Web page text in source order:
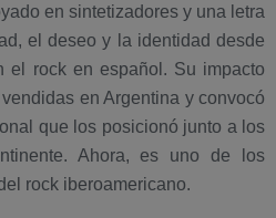
en sintetizadores y una letra
el deseo y la identidad desde
el rock en español. Su impacto
en Argentina y convocó
que los posicionó junto a los
Ahora, es uno de los
rock iberoamericano.